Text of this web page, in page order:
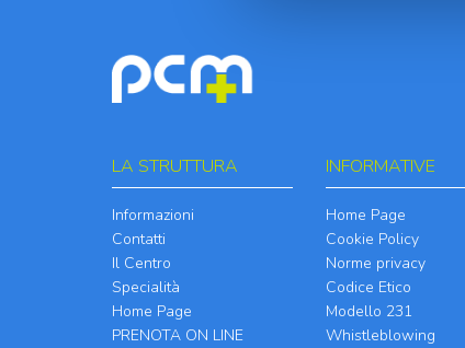
LA STRUTTURA
Informazioni
Contatti
Il Centro
Specialità
Home Page
PRENOTA ON LINE
INFORMATIVE
Home Page
Cookie Policy
Norme privacy
Codice Etico
Modello 231
Whistleblowing